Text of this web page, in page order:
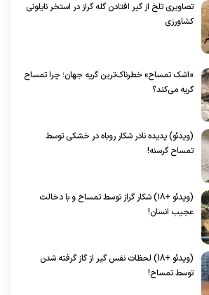
تصاویری تلخ از گیر افتادن گله گراز در استخر نایلونی
کشاورزی
«اشک تمساح» خطرناک‌ترین گریه جهان؛ چرا تمساح
گریه می‌کند؟
(ویدئو) پدیده نادر شکار روباه در خشکی توسط
تمساح گرسنه!
(ویدئو +۱۸) شکار گراز توسط تمساح و با دخالت
عجیب انسان!
(ویدئو +18) لحظات نفس گیر از گاز گرفته شدن
توسط تمساح!